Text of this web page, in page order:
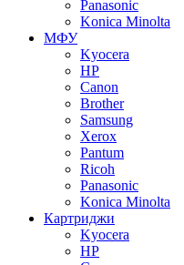
Panasonic
Konica Minolta
МФУ
Kyocera
HP
Canon
Brother
Samsung
Xerox
Pantum
Ricoh
Panasonic
Konica Minolta
Картриджи
Kyocera
HP